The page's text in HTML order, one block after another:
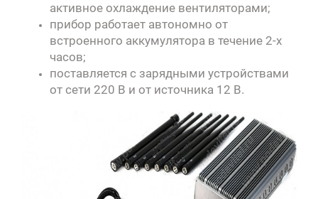
активное охлаждение вентиляторами;
прибор работает автономно от
встроенного аккумулятора в течение 2-х
часов;
поставляется с зарядными устройствами
от сети 220 В и от источника 12 В.